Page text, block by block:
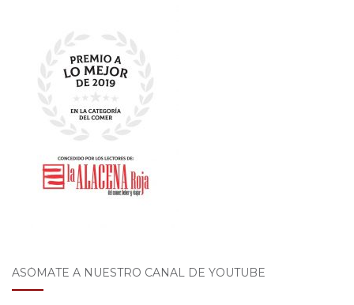
ASÓMATE A NUESTRO CANAL DE YOUTUBE